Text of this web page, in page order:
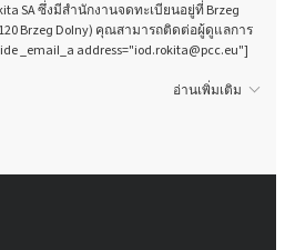
SA ซึ่งมีสำนักงานจดทะเบียนอยู่ที่ Brzeg
120 Brzeg Dolny) คุณสามารถติดต่อผู้ดูแลการ
_email_a address="iod.rokita@pcc.eu"]
อ่านเพิ่มเติม